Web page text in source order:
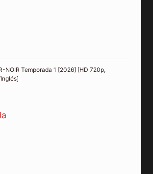
NOIR Temporada 1 [2026] [HD 720p,